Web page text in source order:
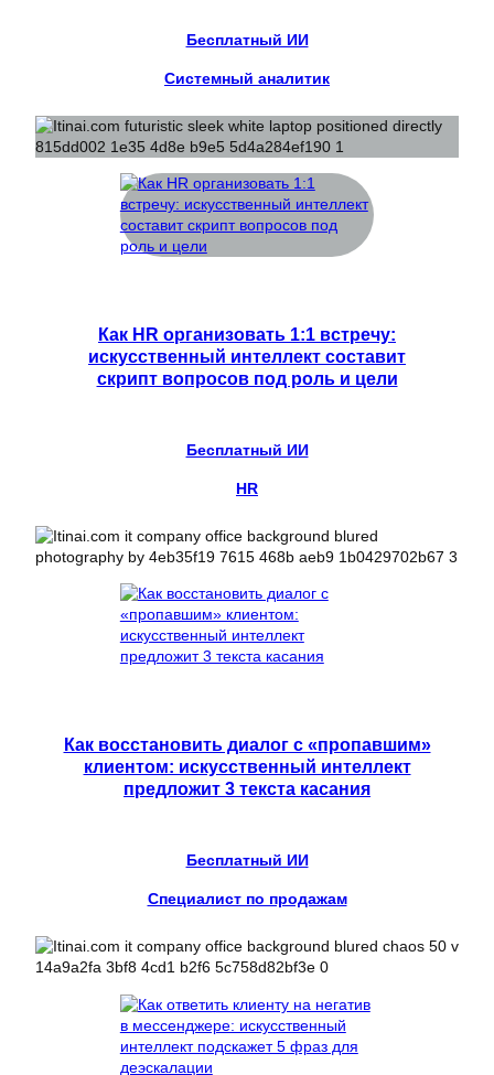
Бесплатный ИИ
Системный аналитик
Как HR организовать 1:1 встречу:
искусственный интеллект составит
скрипт вопросов под роль и цели
Бесплатный ИИ
HR
Как восстановить диалог с «пропавшим»
клиентом: искусственный интеллект
предложит 3 текста касания
Бесплатный ИИ
Специалист по продажам